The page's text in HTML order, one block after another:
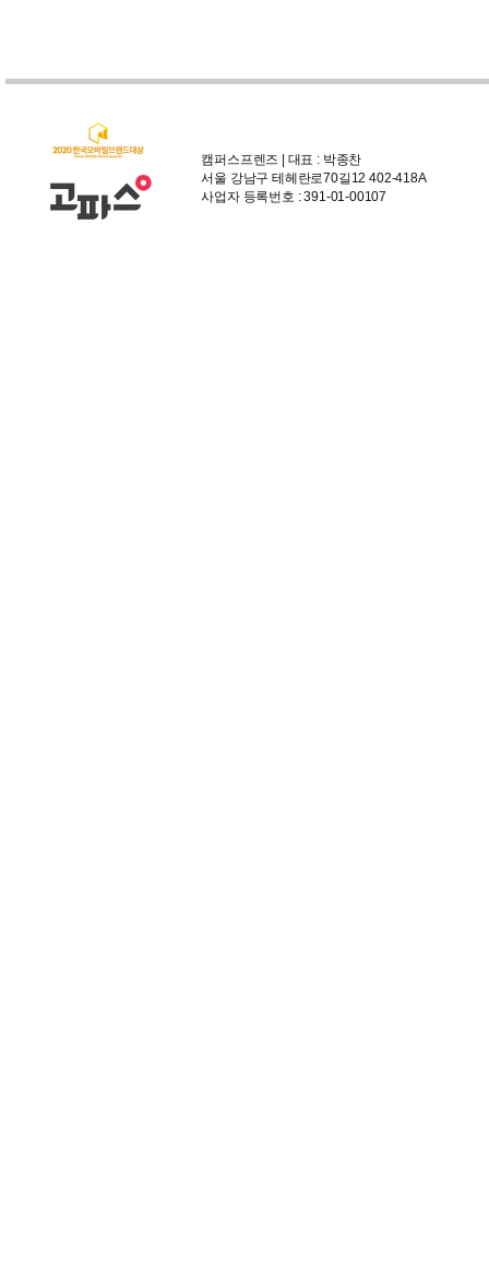
캠퍼스프렌즈 | 대표 : 박종찬
서울 강남구 테헤란로70길12 402-418A
사업자 등록번호 : 391-01-00107